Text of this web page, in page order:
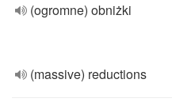
(ogromne) obniżki
(massive) reductions